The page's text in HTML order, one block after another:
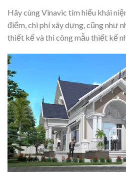
Hãy cùng Vinavic tìm hiểu khái
điểm, chi phí xây dựng, cũng như
thiết kế và thi công mẫu thiết kế